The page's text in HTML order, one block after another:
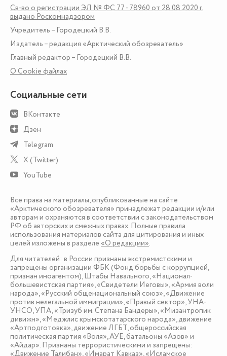
Св-во о регистрации ЭЛ № ФС 77 - 78960 от 28.08.2020 г.
выдано Роскомнадзором
Учредитель – Городецкий В.В.
Издатель – редакция «Арктический обозреватель»
Главный редактор – Городецкий В.В.
О Сookie файлах
Социальные сети
ВКонтакте
Дзен
Telegram
X (Twitter)
YouTube
Все права на материалы, опубликованные на сайте
«Арктического обозревателя» принадлежат редакции и/или
авторам и охраняются в соответствии с законодательством
РФ об авторских и смежных правах. Полные правила
использования материалов сайта для цитирования и иных
целей изложены в разделе «О редакции».
Для читателей: в России признаны экстремистскими и
запрещены организации ФБК (Фонд борьбы с коррупцией,
признан иноагентом), Штабы Навального, «Национал-
большевистская партия», «Свидетели Иеговы», «Армия воли
народа», «Русский общенациональный союз», «Движение
против нелегальной иммиграции», «Правый сектор», УНА-
УНСО, УПА, «Тризуб им. Степана Бандеры», «Мизантропик
дивижн», «Меджлис крымскотатарского народа», движение
«Артподготовка», движение ЛГБТ, общероссийская
политическая партия «Воля», АУЕ, батальоны «Азов» и
«Айдар». Признаны террористическими и запрещены: